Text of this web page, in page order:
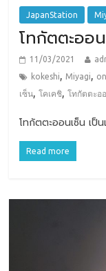
JapanStation
โทกัตตะออ
11/03/2021
kokeshi, Miyagi,
เซ็น,โคเคชิ,โทกัตตะอ
โทกัตตะออนเซ็น เป็นเ
Read more